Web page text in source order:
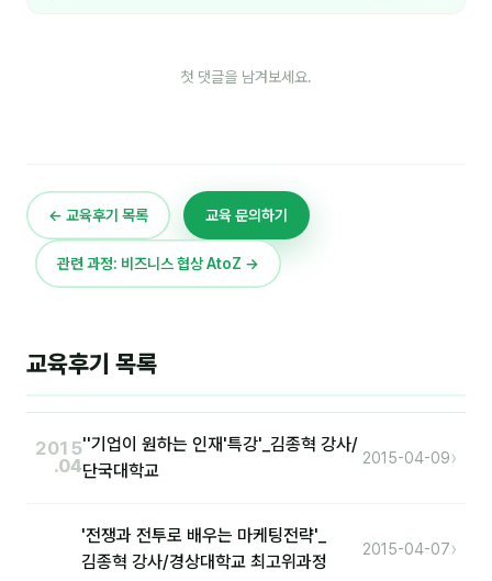
이인우
임아라
정일영
조안나
조은아
첫 댓글을 남겨보세요.
← 교육후기 목록 교육 문의하기
관련 과정: 비즈니스 협상 AtoZ →
교육후기 목록
2015
.04
''기업이 원하는 인재'특강'_김종혁 강사/
단국대학교
2015-04-09›
'전쟁과 전투로 배우는 마케팅전략'_
김종혁 강사/경상대학교 최고위과정
2015-04-07›